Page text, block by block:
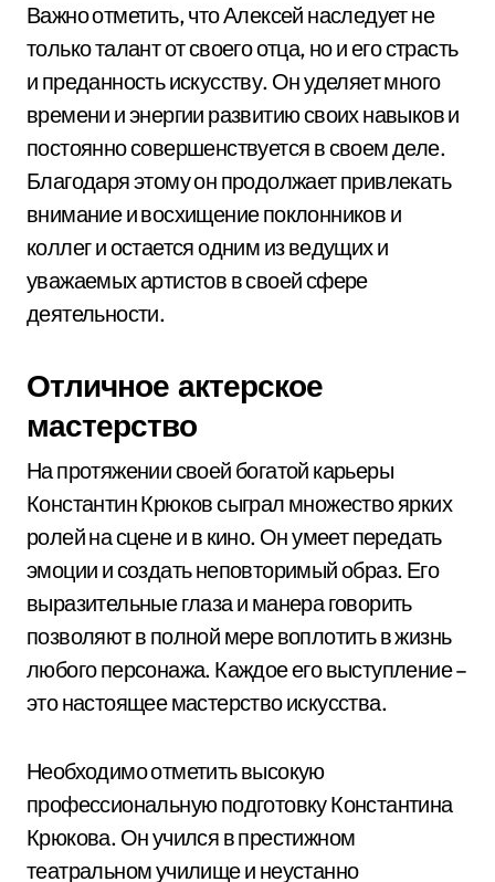
Важно отметить, что Алексей наследует не
только талант от своего отца, но и его страсть
и преданность искусству. Он уделяет много
времени и энергии развитию своих навыков и
постоянно совершенствуется в своем деле.
Благодаря этому он продолжает привлекать
внимание и восхищение поклонников и
коллег и остается одним из ведущих и
уважаемых артистов в своей сфере
деятельности.
Отличное актерское
мастерство
На протяжении своей богатой карьеры
Константин Крюков сыграл множество ярких
ролей на сцене и в кино. Он умеет передать
эмоции и создать неповторимый образ. Его
выразительные глаза и манера говорить
позволяют в полной мере воплотить в жизнь
любого персонажа. Каждое его выступление –
это настоящее мастерство искусства.
Необходимо отметить высокую
профессиональную подготовку Константина
Крюкова. Он учился в престижном
театральном училище и неустанно